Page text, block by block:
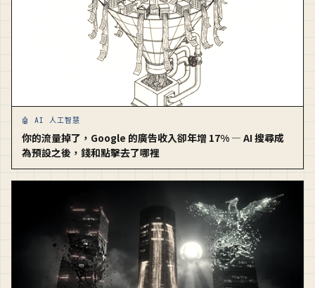
🤖 AI 人工智慧
你的流量掉了，Google 的廣告收入卻年增 17% — AI 搜尋成
為預設之後，錢和點擊去了哪裡